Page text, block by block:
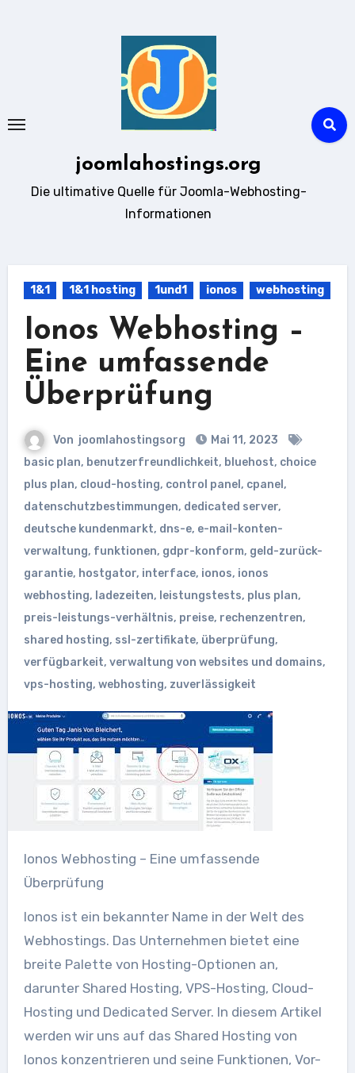
joomlahostings.org
Die ultimative Quelle für Joomla-Webhosting-
Informationen
1&1 1&1 hosting 1und1 ionos webhosting
Ionos Webhosting –
Eine umfassende
Überprüfung
Von joomlahostingsorg
Mai 11, 2023
basic plan, benutzerfreundlichkeit, bluehost, choice
plus plan, cloud-hosting, control panel , cpanel ,
datenschutzbestimmungen, dedicated server,
deutsche kundenmarkt, dns-e, e-mail-konten-
verwaltung, funktionen, gdpr-konform, geld-zurück-
garantie, hostgator, interface, ionos, ionos
webhosting, ladezeiten, leistungstests, plus plan,
preis-leistungs-verhältnis, preise, rechenzentren,
shared hosting, ssl-zertifikate, überprüfung,
verfügbarkeit, verwaltung von websites und domains,
vps-hosting, webhosting, zuverlässigkeit
Ionos Webhosting – Eine umfassende
Überprüfung
Ionos ist ein bekannter Name in der Welt des
Webhostings. Das Unternehmen bietet eine
breite Palette von Hosting-Optionen an,
darunter Shared Hosting, VPS-Hosting, Cloud-
Hosting und Dedicated Server. In diesem Artikel
werden wir uns auf das Shared Hosting von
Ionos konzentrieren und seine Funktionen, Vor-